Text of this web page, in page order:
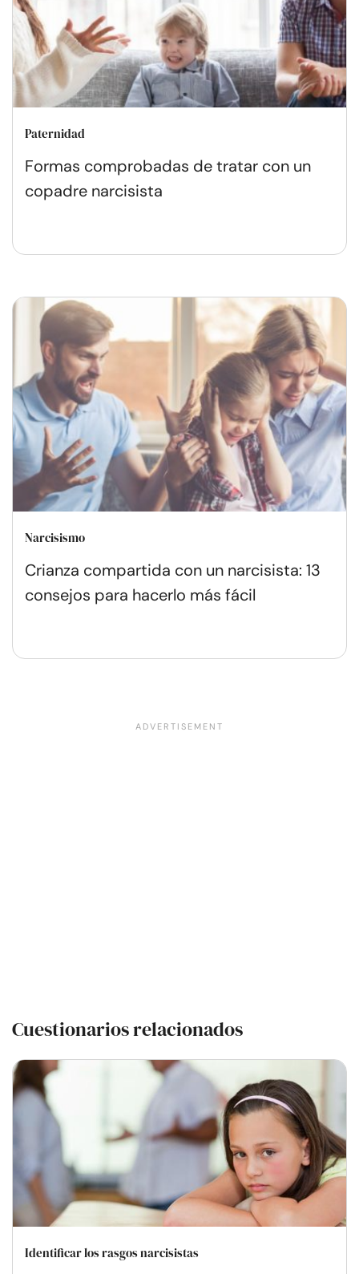
Paternidad
Formas comprobadas de tratar con un
copadre narcisista
Narcisismo
Crianza compartida con un narcisista: 13
consejos para hacerlo más fácil
Cuestionarios relacionados
Identificar los rasgos narcisistas